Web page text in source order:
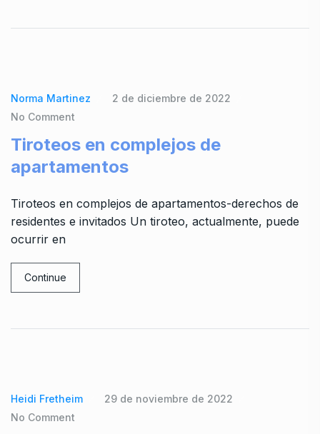
Norma Martinez
2 de diciembre de 2022
No Comment
Tiroteos en complejos de
apartamentos
Tiroteos en complejos de apartamentos-derechos de
residentes e invitados Un tiroteo, actualmente, puede
ocurrir en
Continue
Heidi Fretheim
29 de noviembre de 2022
No Comment